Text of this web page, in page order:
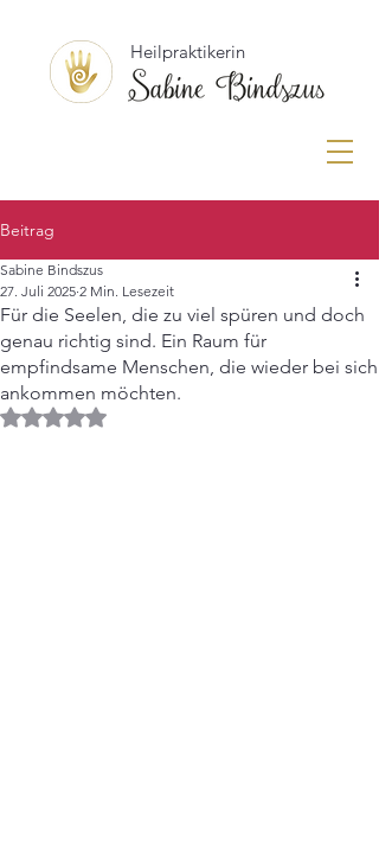
Heilpraktikerin
Beitrag
Für die Seelen, die zu viel spüren und doch
genau richtig sind. Ein Raum für
empfindsame Menschen, die wieder bei sich
ankommen möchten.
Sabine Bindszus
27. Juli 2025 2 Min. Lesezeit
Mit NaN von 5 Sternen bewertet.